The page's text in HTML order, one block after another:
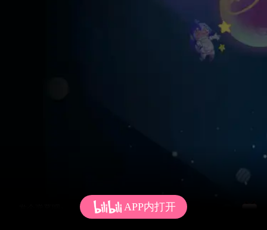
APP内打开